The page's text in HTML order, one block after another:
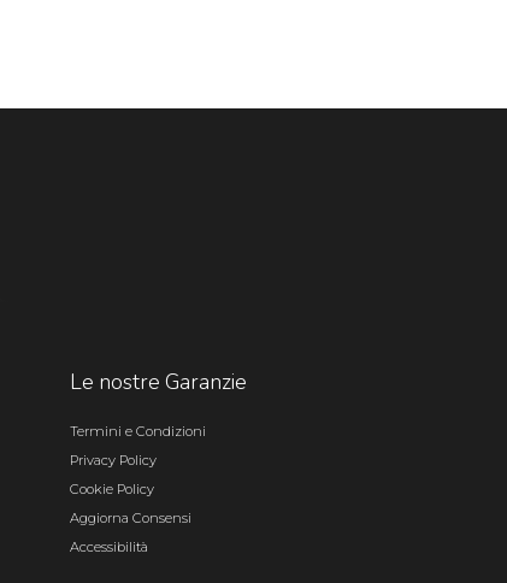
Le nostre Garanzie
Termini e Condizioni
Privacy Policy
Cookie Policy
Aggiorna Consensi
Accessibilità